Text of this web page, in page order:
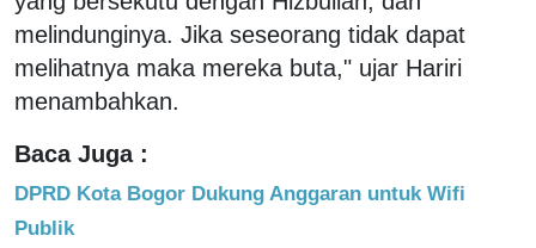
melindunginya. Jika seseorang tidak dapat
melihatnya maka mereka buta," ujar Hariri
menambahkan.
Baca Juga :
DPRD Kota Bogor Dukung Anggaran untuk Wifi
Publik